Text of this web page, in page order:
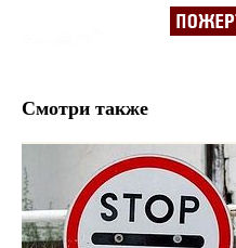
Смотри также